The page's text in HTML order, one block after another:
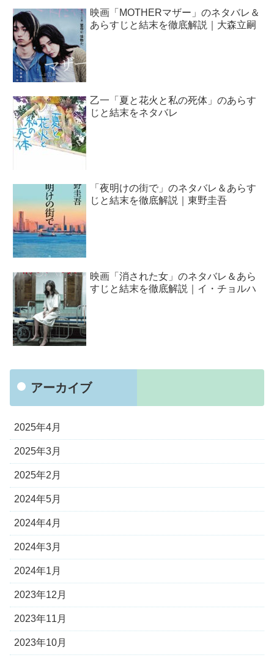
映画「MOTHERマザー」のネタバレ＆
あらすじと結末を徹底解説｜大森立嗣
乙一「夏と花火と私の死体」のあらす
じと結末をネタバレ
「夜明けの街で」のネタバレ＆あらす
じと結末を徹底解説｜東野圭吾
映画「消された女」のネタバレ＆あら
すじと結末を徹底解説｜イ・チョルハ
アーカイブ
2025年4月
2025年3月
2025年2月
2024年5月
2024年4月
2024年3月
2024年1月
2023年12月
2023年11月
2023年10月